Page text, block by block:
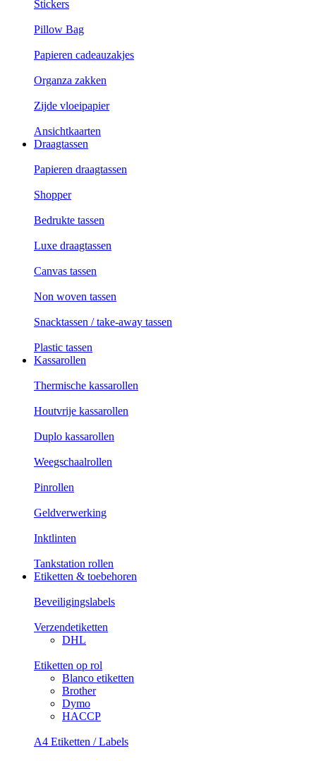
Stickers
Pillow Bag
Papieren cadeauzakjes
Organza zakken
Zijde vloeipapier
Ansichtkaarten
Draagtassen
Papieren draagtassen
Shopper
Bedrukte tassen
Luxe draagtassen
Canvas tassen
Non woven tassen
Snacktassen / take-away tassen
Plastic tassen
Kassarollen
Thermische kassarollen
Houtvrije kassarollen
Duplo kassarollen
Weegschaalrollen
Pinrollen
Geldverwerking
Inktlinten
Tankstation rollen
Etiketten & toebehoren
Beveiligingslabels
Verzendetiketten
DHL
Etiketten op rol
Blanco etiketten
Brother
Dymo
HACCP
A4 Etiketten / Labels